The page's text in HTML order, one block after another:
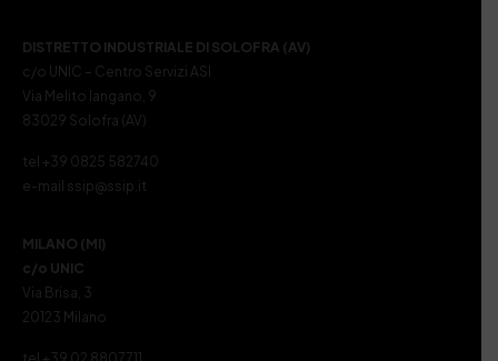
DISTRETTO INDUSTRIALE DI SOLOFRA (AV)
c/o UNIC – Centro Servizi ASI
Via Melito Iangano, 9
83029 Solofra (AV)
tel +39 0825 582740
e-mail ssip@ssip.it
MILANO (MI)
c/o UNIC
Via Brisa, 3
20123 Milano